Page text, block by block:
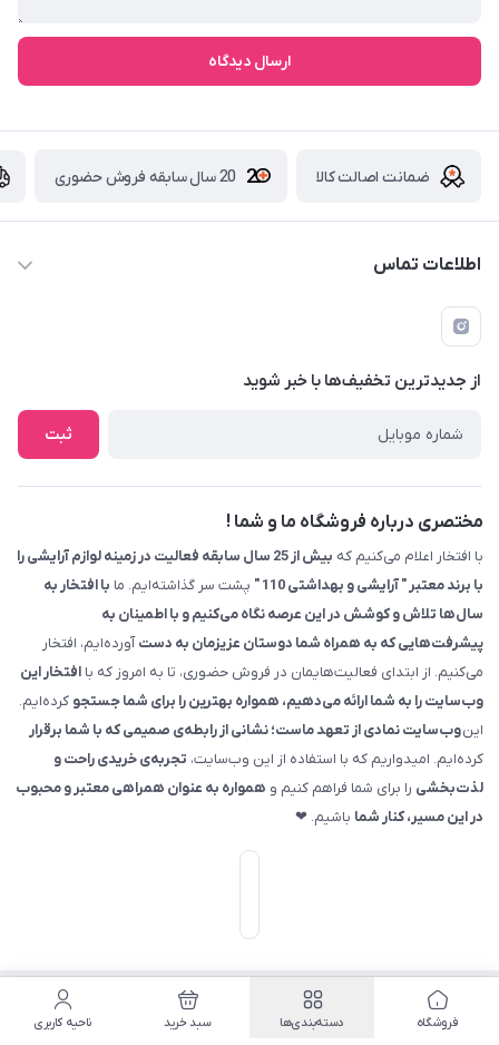
ارسال دیدگاه
ضمانت اصالت کالا 20 سال سابقه فروش حضوری
اطلاعات تماس
09229839700 - 08338354666
info@cosmetics110.com
کرمانشاه ، بلوار نوبهار ، بین کوی ۱۱۰ و ۱۱۲ ، آرایشی و بهداشتی ۱۱۰
از جدید‌ترین تخفیف‌ها با‌ خبر شوید
ثبت
مختصری درباره فروشگاه ما و شما !
با افتخار اعلام می‌کنیم که
بیش از 25 سال سابقه فعالیت در زمینه لوازم آرایشی را
با برند معتبر " آرایشی و بهداشتی 110 "
پشت سر گذاشته‌ایم. ما با افتخار به
سال‌ها تلاش و کوشش در این عرصه نگاه می‌کنیم و با اطمینان به
پیشرفت‌هایی که به همراه شما دوستان عزیزمان به دستآورده‌ایم، افتخار
می‌کنیم. از ابتدای فعالیت‌هایمان در فروش حضوری، تا به امروز که با افتخار این
وب‌سایت را به شما ارائه می‌دهیم، همواره بهترین را برای شما جستجو کرده‌ایم.
اینوب‌سایت نمادی از تعهد ماست؛ نشانی از رابطه‌ی صمیمی که با شما برقرار
کرده‌ایم. امیدواریم که با استفاده از این وب‌سایت، تجربه‌ی خریدی راحت و
لذت‌بخشی را برای شما فراهم کنیم و همواره به عنوان همراهی معتبر و محبوب
در این مسیر، کنار شما باشیم. ❤
ساخت فروشگاه توسط سایت پرتال
فروشگاه دسته‌بندی‌ها سبد خرید ناحیه کاربری